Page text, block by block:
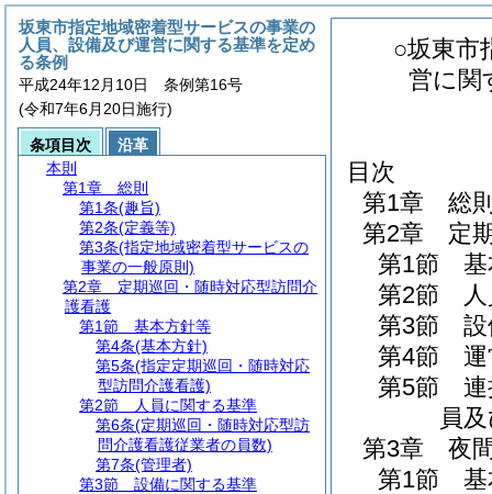
○坂東市
営に関
目次
第1章
総
第2章
定
第1節
第2節
第3節
第4節
第5節
員
第3章
夜
第1節
坂東市指定地域密着型サービスの事業の
人員、設備及び運営に関する基準を定め
る条例
平成24年12月10日 条例第16号
(令和7年6月20日施行)
条項目次
沿革
本則
第1章
総則
第1条(趣旨)
第2条(定義等)
第3条(指定地域密着型サービスの
事業の一般原則)
第2章
定期巡回・随時対応型訪問介
護看護
第1節
基本方針等
第4条(基本方針)
第5条(指定定期巡回・随時対応
型訪問介護看護)
第2節
人員に関する基準
第6条(定期巡回・随時対応型訪
問介護看護従業者の員数)
第7条(管理者)
第3節
設備に関する基準